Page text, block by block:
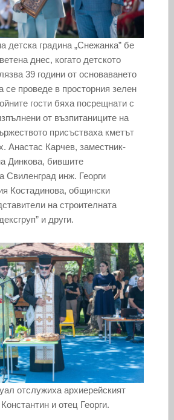
детска градина „Снежанка” бе
днес, когато детското
39 години от основаването
се проведе в просторния зелен
гости бяха посрещнати с
от възпитаниците на
присъстваха кметът
Анастас Карчев, заместник-
Динкова, бившите
Свиленград инж. Георги
Костадинова, общински
на строителната
и други.
отслужиха архиерейският
и отец Георги.